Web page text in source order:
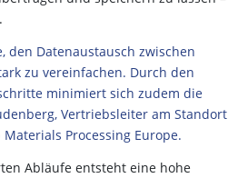
den Datenaustausch zwischen
zu vereinfachen. Durch den
minimiert sich zudem die
Vertriebsleiter am Standort
Processing Europe.
Abläufe entsteht eine hohe